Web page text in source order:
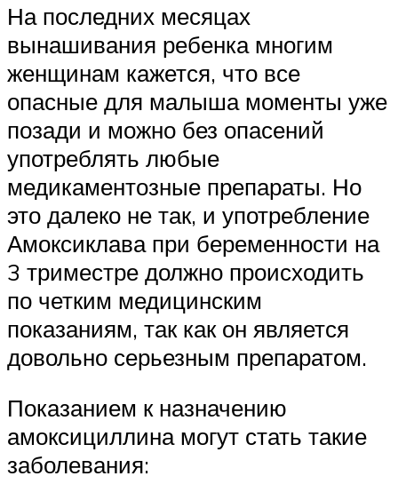
На последних месяцах
вынашивания ребенка многим
женщинам кажется, что все
опасные для малыша моменты уже
позади и можно без опасений
употреблять любые
медикаментозные препараты. Но
это далеко не так, и употребление
Амоксиклава при беременности на
3 триместре должно происходить
по четким медицинским
показаниям, так как он является
довольно серьезным препаратом.
Показанием к назначению
амоксициллина могут стать такие
заболевания: